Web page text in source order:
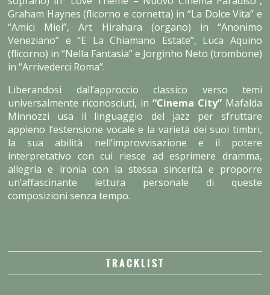
Graham Haynes (flicorno e cornetta) in “La Dolce Vita” e
“Amici Miei”, Art Hirahara (organo) in “Anonimo
Veneziano” e “E La Chiamano Estate”, Luca Aquino
(flicorno) in “Nella Fantasia” e Jorginho Neto (trombone)
in “Arrivederci Roma”.
Liberandosi dall’approccio classico verso temi
universalmente riconosciuti, in “Cinema City” Mafalda
Minnozzi usa il linguaggio del jazz per sfruttare
appieno l’estensione vocale e la varietà dei suoi timbri,
la sua abilità nell’improvvisazione e il potere
interpretativo con cui riesce ad esprimere dramma,
allegria e ironia con la stessa sincerità e proporre
un’affascinante lettura personale di queste
composizioni senza tempo.
TRACKLIST